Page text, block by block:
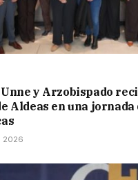
y Arzobispado
Aldeas en una jornada
2026